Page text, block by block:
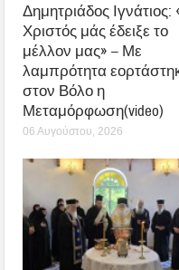
Δημητριάδος Ιγνάτιος:
Χριστός μάς έδειξε το
μέλλον μας» – Με
λαμπρότητα
στον Βόλο η
Μεταμόρφωση(video)
06 Αυγούστου, 2026